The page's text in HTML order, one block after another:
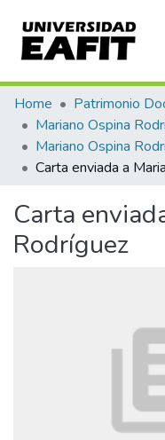
Communities &
All of DSpace
Statistics
Home Patrimonio
Mariano Ospina
Carta
Rodríguez